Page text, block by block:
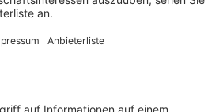
Bärte mitbringen, aber auch vor
am Treffpunkt kostenfrei zur
problemlos mitfahren kann.